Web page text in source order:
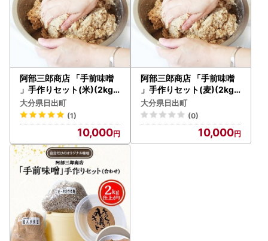
阿部三郎商店 「手前味噌
」手作りセット(米)(2kg
仕上がり) AW10_調味料
味噌 みそ_【配送不可地域
：離島】【1111770】
大分県日出町
(1)
10,000
阿部三郎商店 「手前味噌
」手作りセット(麦)(2kg
仕上がり) AW09_調味料
味噌 みそ_【配送不可地域
：離島】【1111769】
大分県日出町
(0)
10,000